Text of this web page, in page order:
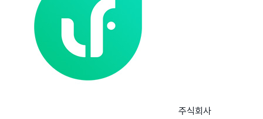
주식회사